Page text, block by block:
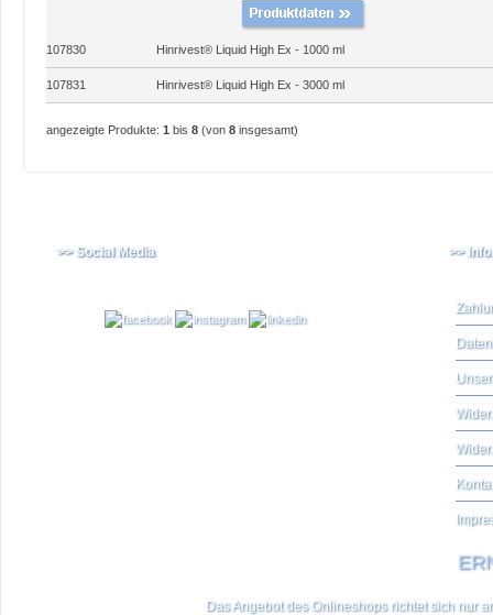
107830 Hinrivest® Liquid High Ex - 1000 ml
107831 Hinrivest® Liquid High Ex - 3000 ml
angezeigte Produkte: 1 bis 8 (von 8 insgesamt)
>> Social Media >>
Das Angebot des Onlineshops richtet sich nur